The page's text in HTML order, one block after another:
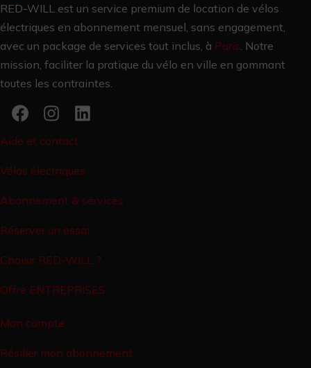
RED-WILL est un service premium de location de vélos
électriques en abonnement mensuel, sans engagement,
avec un package de services tout inclus, à Paris Notre
mission, faciliter la pratique du vélo en ville en gommant
toutes les contraintes.
Aide et contact
Vélos électriques
Abonnement & services
Réserver un essai
Choisir RED-WILL ?
Offre ENTREPRISES
Mon compte
Résilier mon abonnement